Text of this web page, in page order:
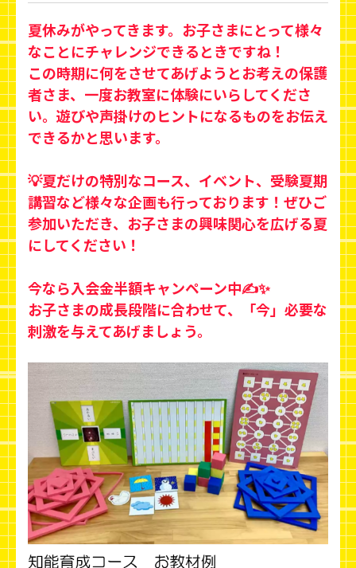
夏休みがやってきます。お子さまにとって様々
なことにチャレンジできるときですね！
この時期に何をさせてあげようとお考えの保護
者さま、一度お教室に体験にいらしてくださ
い。遊びや声掛けのヒントになるものをお伝え
できるかと思います。
💡夏だけの特別なコース、イベント、受験夏期
講習など様々な企画も行っております！ぜひご
参加いただき、お子さまの興味関心を広げる夏
にしてください！
今なら入会金半額キャンペーン中✍️✨
お子さまの成長段階に合わせて、「今」必要な
刺激を与えてあげましょう。